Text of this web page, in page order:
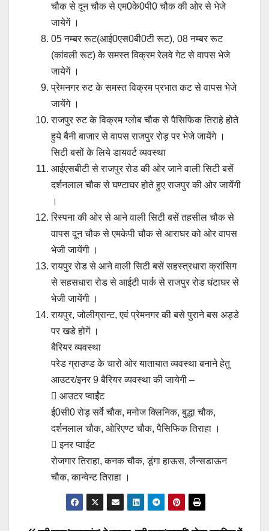
चौक से दून चौक से एम0के0पी0 चौक की ओर से भेजे
जायेगें ।
05 नम्बर रूट(आई0एस0बी0टी रूट), 08 नम्बर रूट
(कांवली रूट) के समस्त विक्रम रेलवे गेट से वापस भेजे
जायेगें ।
प्रेमनगर रुट के समस्त विक्रम प्रभात कट से वापस भेजे
जायेंगे ।
राजपुर रुट के विक्रम ग्लोब चौक से पैसिफिक तिराहे होते
हुये बैनी बाजार से वापस राजपुर रोड़ पर भेजे जायेंगे ।
सिटी बसों के लिये डायवर्ट व्यवस्था
आईएसबीटी से राजपुर रोड की ओर जाने वाली सिटी बसें
दर्शनलाल चौक से घण्टाघर होते हुए राजपुर की ओर जायेंगी
।
रिस्पना की ओर से आने वाली सिटी बसें तहसील चौक से
वापस दून चौक से एमकेपी चौक से आराघर को ओर वापस
भेजी जायेंगी ।
रायपुर रोड से आने वाली सिटी बसें सहस्त्रधारा क्रांसिग
से सहसधारा रोड से आईटी पार्क से राजपुर रोड घंटाघर से
भेजी जायेंगी ।
रायपुर, जोलीग्रान्ट, एवं प्रेमनगर की बसे पुराने बस अड्डे
पर खडे होगें ।
बैरियर व्यवस्था
परेड ग्राउण्ड के चारो ओर यातायात व्यवस्था बनाने हेतु
आउटर/इनर 9 बैरियर व्यवस्था की जायेगी –
 आउटर प्वाईंट
ई0सी0 रोड़ सर्वे चौक, मनोज क्लिनिक, बुद्धा चौक,
दर्शनलाल चौक, ओरिएण्ट चौक, पैसिफिक तिराहा ।
 इनर प्वाईंट
रोजगार तिराहा, कनक चौक, डूंगा हाऊस, लैन्सडाऊन
चौक, कान्वेन्ट तिराहा ।